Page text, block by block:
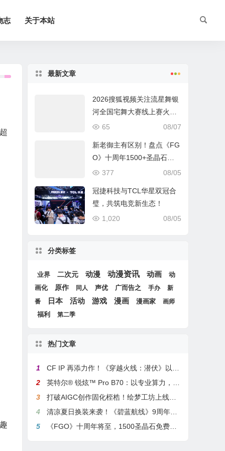
志 关于本站
最新文章
2026搜狐视频关注流星舞银
河全国宅舞大赛线上赛火热
进行中
08/07
65
新老御主有区别！盘点《FG
O》十周年1500+圣晶石福
利全部获取方式
08/05
377
冠捷科技与TCL华星双冠合
璧，共筑电竞新生态！
08/05
1,020
分类标签
业界 二次元 动漫 动漫资讯 动画
动
画化
原作 同人 声优 广而告之 手办
新
番
日本 活动 游戏 漫画 漫画家 画师
福利 第二季
热门文章
1
CF IP 再添力作！《穿越火线：潜伏》以3A叙事重塑战术潜行玩法
2
英特尔® 锐炫™ Pro B70：以专业算力，解锁本地化AI部署与生产力新基准
3
打破AIGC创作固化桎梏！绘梦工坊上线绘梦画布dreamo赋能全场景自由创作
4
清凉夏日换装来袭！《碧蓝航线》9周年庆典活动第二弹今日正式上线
5
《FGO》十周年将至，1500圣晶石免费福利，新老玩家均可解锁